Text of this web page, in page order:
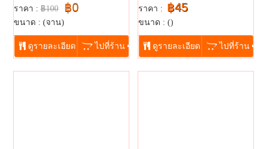
ราคา : ฿100 ฿0
ขนาด : (จาน)
...
ดูรายละเอียด ไปที่ร้าน
ราคา : ฿45
ขนาด : ()
...
ดูรายละเอียด ไปที่ร้าน